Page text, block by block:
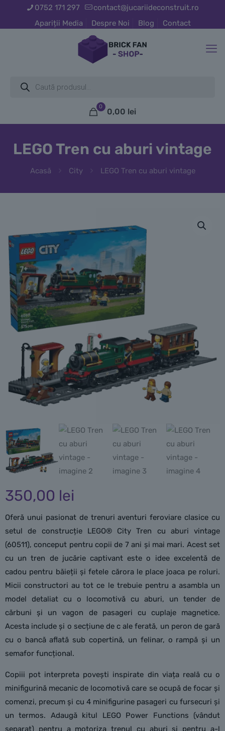
0752 171 297
contact@jucariideconstruit.ro
Apariții Media
Despre Noi Blog Contact
search
0
0,00 lei
LEGO Tren cu aburi vintage
Acasă City LEGO Tren cu aburi vintage
350,00 lei
Oferă unui pasionat de trenuri aventuri feroviare clasice cu
setul de construcție LEGO® City Tren cu aburi vintage
(60511), conceput pentru copii de 7 ani și mai mari. Acest set
cu un tren de jucărie captivant este o idee excelentă de
cadou pentru băieții și fetele cărora le place joaca pe roluri.
Micii constructori au tot ce le trebuie pentru a asambla un
model detaliat cu o locomotivă cu aburi, un tender de
cărbuni și un vagon de pasageri cu cuplaje magnetice.
Acesta include și o secțiune de c ale ferată, un peron de gară
cu o bancă aflată sub copertină, un felinar, o rampă și un
semafor funcțional.
Copiii pot interpreta povești inspirate din viața reală cu o
minifigurină mecanic de locomotivă care se ocupă de focar și
comenzi, precum și cu 4 minifigurine pasageri cu fursecuri și
un termos. Adaugă kitul LEGO Power Functions (vândut
separat) pentru a motoriza trenul cu aburi și pentru a-l